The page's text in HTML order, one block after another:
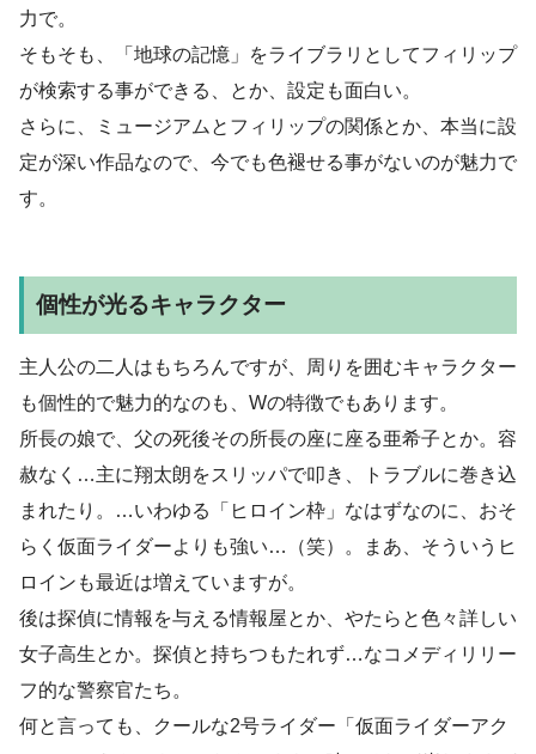
力で。
そもそも、「地球の記憶」をライブラリとしてフィリップ
が検索する事ができる、とか、設定も面白い。
さらに、ミュージアムとフィリップの関係とか、本当に設
定が深い作品なので、今でも色褪せる事がないのが魅力で
す。
個性が光るキャラクター
主人公の二人はもちろんですが、周りを囲むキャラクター
も個性的で魅力的なのも、Wの特徴でもあります。
所長の娘で、父の死後その所長の座に座る亜希子とか。容
赦なく…主に翔太朗をスリッパで叩き、トラブルに巻き込
まれたり。…いわゆる「ヒロイン枠」なはずなのに、おそ
らく仮面ライダーよりも強い…（笑）。まあ、そういうヒ
ロインも最近は増えていますが。
後は探偵に情報を与える情報屋とか、やたらと色々詳しい
女子高生とか。探偵と持ちつもたれず…なコメディリリー
フ的な警察官たち。
何と言っても、クールな2号ライダー「仮面ライダーアク